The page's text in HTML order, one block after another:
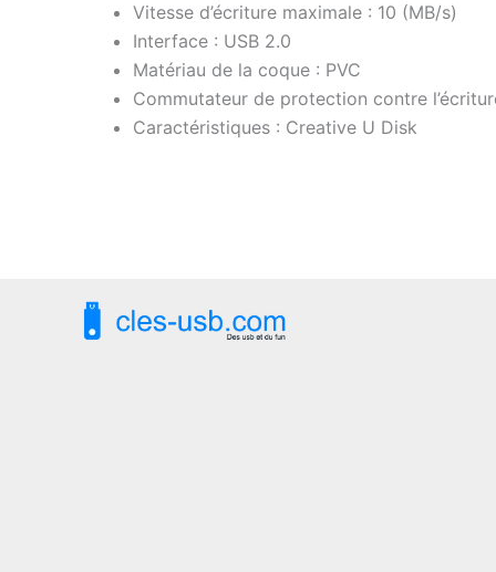
Vitesse d’écriture maximale : 10 (MB/s)
Interface : USB 2.0
Matériau de la coque : PVC
Commutateur de protection contre
Caractéristiques : Creative U Disk